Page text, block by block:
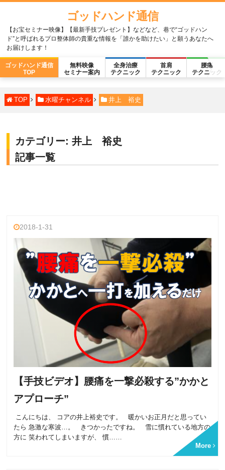
ゴッドハンド通信
【お宝セミナー映像】【最新手技プレゼント】などなど、巷で“ゴッドハン
ド”と呼ばれるプロ整体師の貴重な情報を「誰かを助けたい」と願うあなたへ
お届けします！
ゴッドハンド通信
TOP
無料映像
セミナー案内
全身治療
テクニック
首肩
テクニック
腰痛
テクニック
TOP 水曜チャンネル 井上 裕史
カテゴリー: 井上 裕史
記事一覧
2018-1-31
【手技ビデオ】腰痛を一撃必殺する”かかと
アプローチ”
こんにちは、 コアの井上裕史です。 暖かいお正月だと思ってい
たら 急激な寒波…。 きつかったですね。 雪に慣れている地方の
方に 笑われてしまいますが、 慣……
More